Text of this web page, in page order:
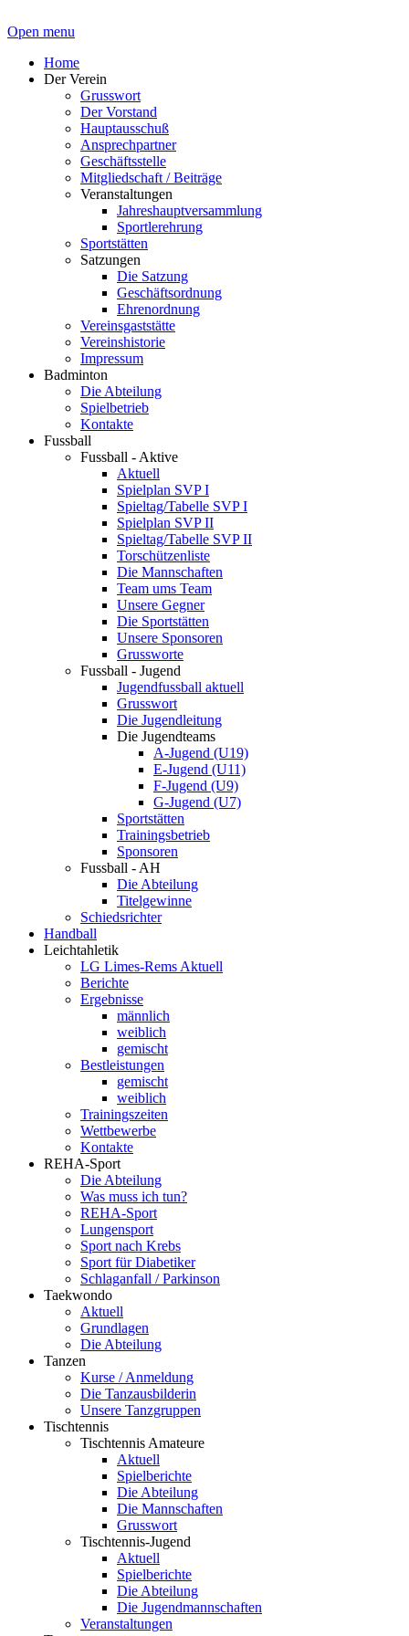
Open menu
Home
Der Verein
Grusswort
Der Vorstand
Hauptausschuß
Ansprechpartner
Geschäftsstelle
Mitgliedschaft / Beiträge
Veranstaltungen
Jahreshauptversammlung
Sportlerehrung
Sportstätten
Satzungen
Die Satzung
Geschäftsordnung
Ehrenordnung
Vereinsgaststätte
Vereinshistorie
Impressum
Badminton
Die Abteilung
Spielbetrieb
Kontakte
Fussball
Fussball - Aktive
Aktuell
Spielplan SVP I
Spieltag/Tabelle SVP I
Spielplan SVP II
Spieltag/Tabelle SVP II
Torschützenliste
Die Mannschaften
Team ums Team
Unsere Gegner
Die Sportstätten
Unsere Sponsoren
Grussworte
Fussball - Jugend
Jugendfussball aktuell
Grusswort
Die Jugendleitung
Die Jugendteams
A-Jugend (U19)
E-Jugend (U11)
F-Jugend (U9)
G-Jugend (U7)
Sportstätten
Trainingsbetrieb
Sponsoren
Fussball - AH
Die Abteilung
Titelgewinne
Schiedsrichter
Handball
Leichtahletik
LG Limes-Rems Aktuell
Berichte
Ergebnisse
männlich
weiblich
gemischt
Bestleistungen
gemischt
weiblich
Trainingszeiten
Wettbewerbe
Kontakte
REHA-Sport
Die Abteilung
Was muss ich tun?
REHA-Sport
Lungensport
Sport nach Krebs
Sport für Diabetiker
Schlaganfall / Parkinson
Taekwondo
Aktuell
Grundlagen
Die Abteilung
Tanzen
Kurse / Anmeldung
Die Tanzausbilderin
Unsere Tanzgruppen
Tischtennis
Tischtennis Amateure
Aktuell
Spielberichte
Die Abteilung
Die Mannschaften
Grusswort
Tischtennis-Jugend
Aktuell
Spielberichte
Die Abteilung
Die Jugendmannschaften
Veranstaltungen